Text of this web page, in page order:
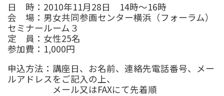
日 時：2010年11月28日 14時～16時
会 場：男女共同参画センター横浜（フォーラム）
セミナールーム３
定 員：女性25名
参加費：1,000円
申込方法：講座日、お名前、連絡先電話番号、メー
ルアドレスをご記入の上、
メール又はFAXにて先着順